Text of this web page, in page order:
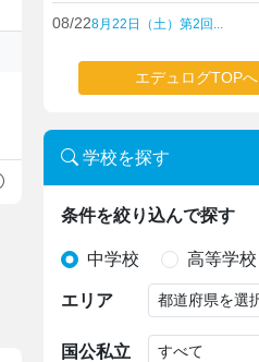
08/228月22日（土）第2回...
エデュログTOPへ
学校を探す
条件を絞り込んで探す
中学校 高等学校
エリア
国公私立